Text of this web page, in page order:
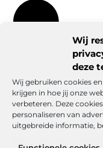
Wij
deze
Wij gebruiken cookies
krijgen in hoe jij onze
verbeteren. Deze
personaliseren van
uitgebreide informatie,